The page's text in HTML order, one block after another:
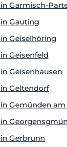
Garmisch-
Gauting
Geiselhöring
Geisenfeld
Geisenhausen
Geltendorf
Gemünden am
Gerbrunn